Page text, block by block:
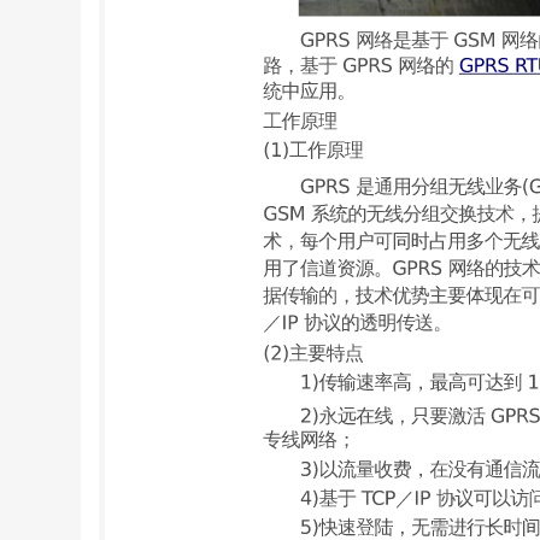
CM550 (4)监控中心 系统的远程监控中心由
IP 地址接入 Internet。监控中心的服务器从
理，并通过图、表或其他形式进行显示，同
面如下： 系统功能特点 基于 GPRS RTU 的
据传输的可靠性。本系统建设周期短，建设
脑查看，还可以在外地通过访问中心服务